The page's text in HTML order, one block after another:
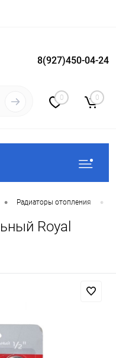
Вход Регистрация
8(927)450-04-24
0 0
• Радиаторы отопления •
Royal